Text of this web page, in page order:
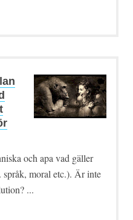
och apa vad gäller
språk, moral etc.). Är inte
...